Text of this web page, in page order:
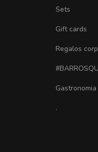
Sets
Gift cards
Regalos
Gastronomia
.